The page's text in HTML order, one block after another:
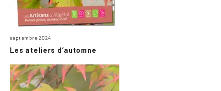
septembre 2024
Les ateliers d’automne